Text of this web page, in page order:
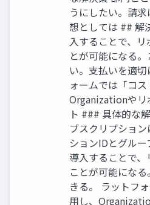
うにしたい。請
想としては ## 解
入することで、
とが可能になる
い。支払いを適
ォームでは「コ
Organizationやリ
ト ### 具体的な
ブスクリプショ
ションIDとグル
導入することで
ことが可能にな
きる。 ラットフ
用し、